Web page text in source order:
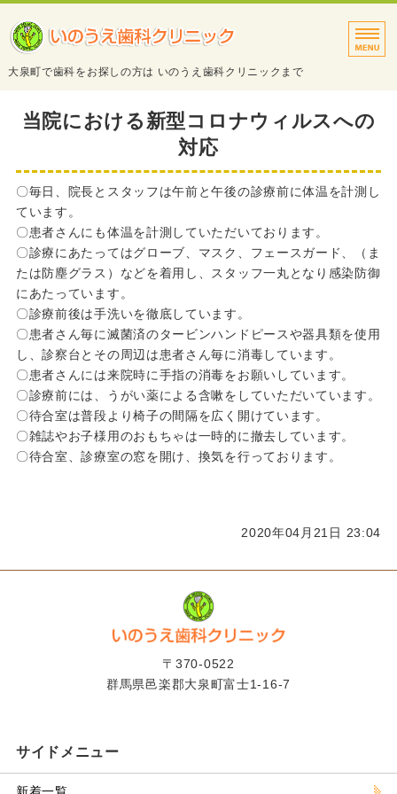
タイトルサンプル
大泉町で歯科をお探しの方は いのうえ歯科クリニックまで
トップページ
院長・スタッフ紹介
医院・設備紹介
アクセス
当院における新型コロナウィルスへの
対応
〇毎日、院長とスタッフは午前と午後の診療前に体温を計測し
ています。
〇患者さんにも体温を計測していただいております。
〇診療にあたってはグローブ、マスク、フェースガード、（ま
たは防塵グラス）などを着用し、スタッフ一丸となり感染防御
にあたっています。
〇診療前後は手洗いを徹底しています。
〇患者さん毎に滅菌済のタービンハンドピースや器具類を使用
し、診察台とその周辺は患者さん毎に消毒しています。
〇患者さんには来院時に手指の消毒をお願いしています。
〇診療前には、うがい薬による含嗽をしていただいています。
〇待合室は普段より椅子の間隔を広く開けています。
〇雑誌やお子様用のおもちゃは一時的に撤去しています。
〇待合室、診療室の窓を開け、換気を行っております。
2020年04月21日 23:04
〒370-0522
群馬県邑楽郡大泉町富士1-16-7
サイドメニュー